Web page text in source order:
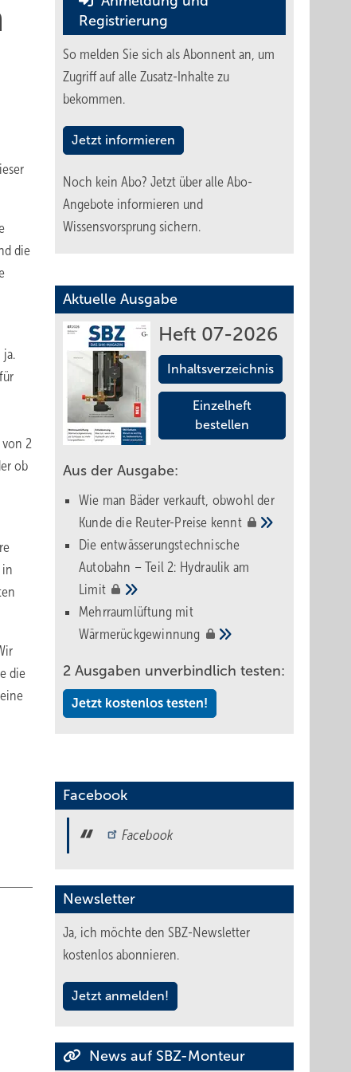
die
2
ob
in
die
Registrierung
So melden Sie sich als Abonnent an, um
Zugriff auf alle Zusatz-Inhalte zu
bekommen.
Jetzt informieren
Noch kein Abo? Jetzt über alle Abo-
Angebote informieren und
Wissensvorsprung sichern.
Aktuelle Ausgabe
Heft 07-2026
Inhaltsverzeichnis
Einzelheft
bestellen
Aus der Ausgabe:
Wie man Bäder verkauft, obwohl der
Kunde die Reuter-Preise kennt
Die entwässerungstechnische
Autobahn – Teil 2: Hydraulik am
Limit
Mehrraumlüftung mit
Wärmerückgewinnung
2 Ausgaben unverbindlich testen:
Jetzt kostenlos testen!
Facebook
Facebook
Newsletter
Ja, ich möchte den SBZ-Newsletter
kostenlos abonnieren.
Jetzt anmelden!
News auf SBZ-Monteur